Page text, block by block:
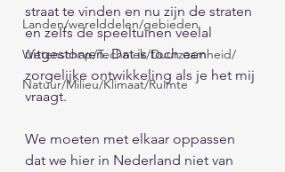
Landen/werelddelen/gebieden
Wetenschap/Techniek/Duurzaamheid/
Natuur/Milieu/Klimaat/Ruimte
straat te vinden en nu zijn de straten
en zelfs de speeltuinen veelal
uitgestorven. Dat is toch een
zorgelijke ontwikkeling als je het mij
vraagt.
We moeten met elkaar oppassen
dat we hier in Nederland niet van